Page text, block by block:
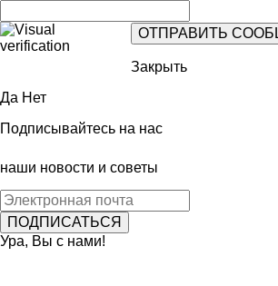
Закрыть
Да Нет
Подписывайтесь на нас
наши новости и советы
Ура, Вы с нами!